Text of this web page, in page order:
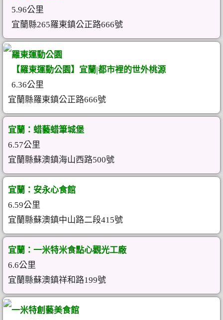
5.96公里
宜蘭縣265羅東鎮公正路666號
羅東運動公園
【羅東運動公園】宜蘭|都市裡的世外桃源
6.36公里
宜蘭縣羅東鎮公正路666號
宜蘭：蜡藝蜡筆城堡
6.57公里
宜蘭縣蘇澳鎮海山西路500號
宜蘭：安永心食館
6.59公里
宜蘭縣蘇澳鎮中山路二段415號
宜蘭：一米特米食點心觀光工廠
6.6公里
宜蘭縣蘇澳鎮祥和路199號
一米特創藝美食館